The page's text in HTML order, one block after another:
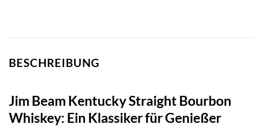
BESCHREIBUNG
Jim Beam Kentucky Straight Bourbon
Whiskey: Ein Klassiker für Genießer